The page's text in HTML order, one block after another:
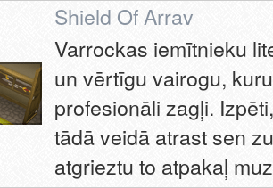
Shield Of Arrav
Varrockas iemītnieku
un vērtīgu vairogu,
profesionāli zagļi.
tādā veidā atrast sen
atgrieztu to atpakaļ